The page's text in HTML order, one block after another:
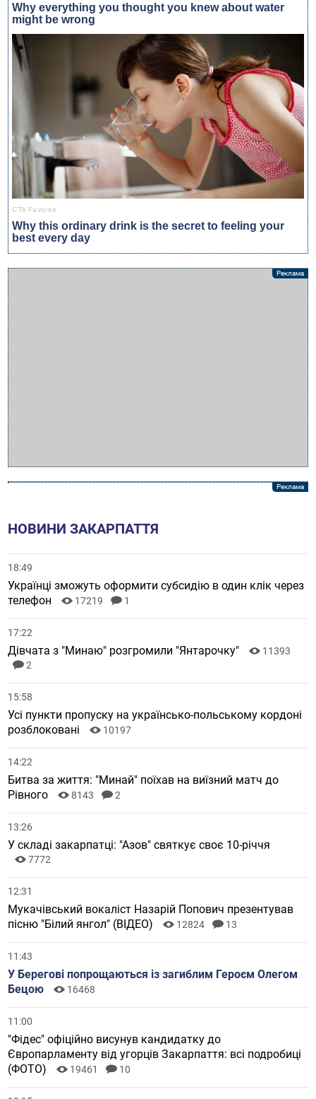
НОВИНИ ЗАКАРПАТТЯ
18:49
Українці зможуть оформити субсидію в один клік через
телефон
17219 1
17:22
Дівчата з "Минаю" розгромили "Янтарочку"
11393
2
15:58
Усі пункти пропуску на українсько-польському кордоні
розблоковані
10197
14:22
Битва за життя: "Минай" поїхав на виїзний матч до
Рівного
8143 2
13:26
У складі закарпатці: "Азов" святкує своє 10-річчя
7772
12:31
Мукачівський вокаліст Назарій Попович презентував
пісню "Білий янгол" (ВІДЕО)
12824 13
11:43
У Берегові попрощаються із загиблим Героєм Олегом
Бецою
16468
11:00
"Фідес" офіційно висунув кандидатку до
Європарламенту від угорців Закарпаття: всі подробиці
(ФОТО)
19461 10